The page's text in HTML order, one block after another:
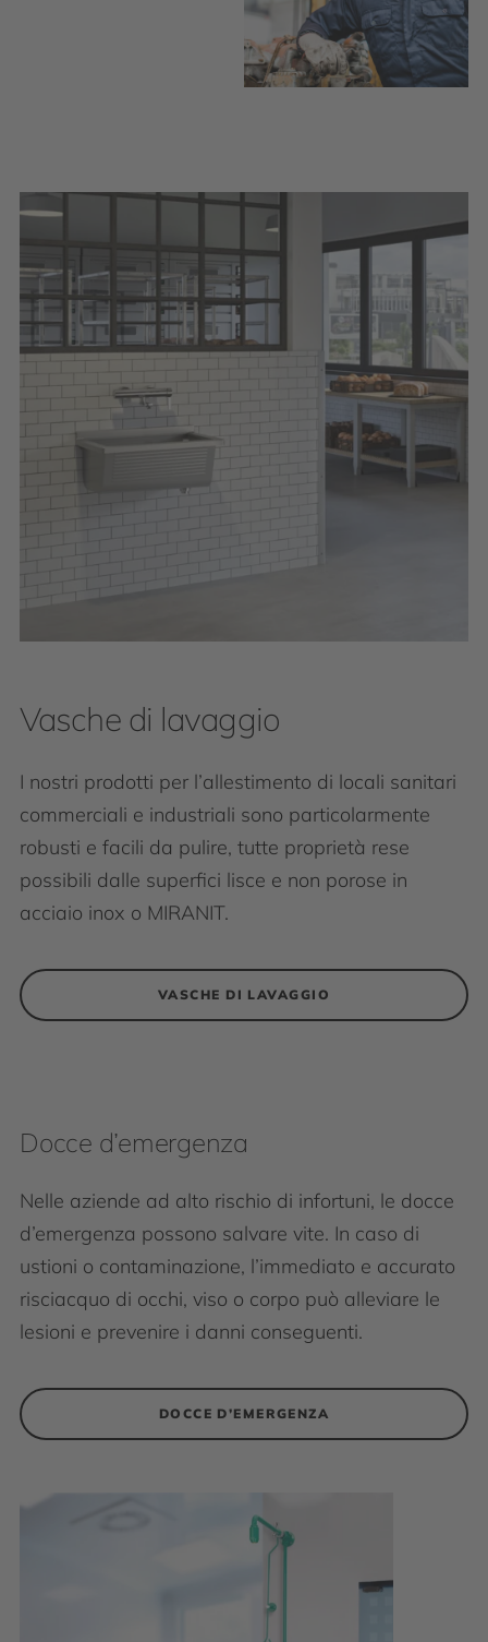
Vasche di lavaggio
I nostri prodotti per l’allestimento di locali sanitari
commerciali e industriali sono particolarmente
robusti e facili da pulire, tutte proprietà rese
possibili dalle superfici lisce e non porose in
acciaio inox o MIRANIT.
VASCHE DI LAVAGGIO
Docce d’emergenza
Nelle aziende ad alto rischio di infortuni, le docce
d’emergenza possono salvare vite. In caso di
ustioni o contaminazione, l’immediato e accurato
risciacquo di occhi, viso o corpo può alleviare le
lesioni e prevenire i danni conseguenti.
DOCCE D’EMERGENZA